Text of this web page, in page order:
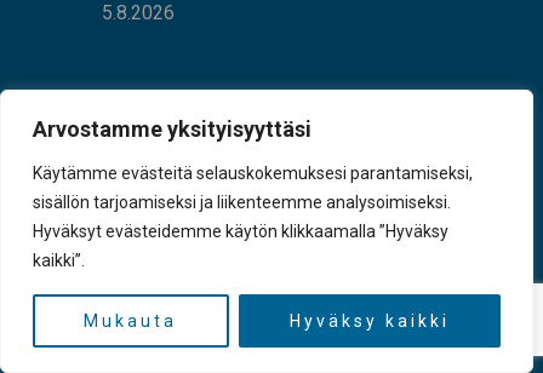
Arvostamme yksityisyyttäsi
Käytämme evästeitä selauskokemuksesi parantamiseksi,
sisällön tarjoamiseksi ja liikenteemme analysoimiseksi.
Hyväksyt evästeidemme käytön klikkaamalla ”Hyväksy
kaikki”.
Mukauta Hyväksy kaikki
5.8.2026
PIKALINKIT
Etusivu
Uutiset
Yhteystiedot